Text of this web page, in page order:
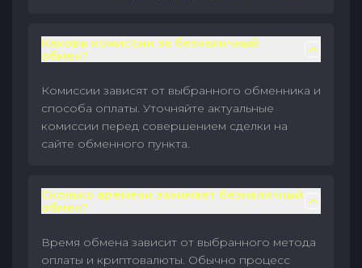
Каковы комиссии за безналичный
обмен?
Комиссии зависят от выбранного обменника и
способа оплаты. Уточняйте актуальные
комиссии перед совершением сделки на
сайте обменного пункта.
Сколько времени занимает безналичный
обмен?
Время обмена зависит от выбранного метода
оплаты и криптовалюты. Обычно процесс